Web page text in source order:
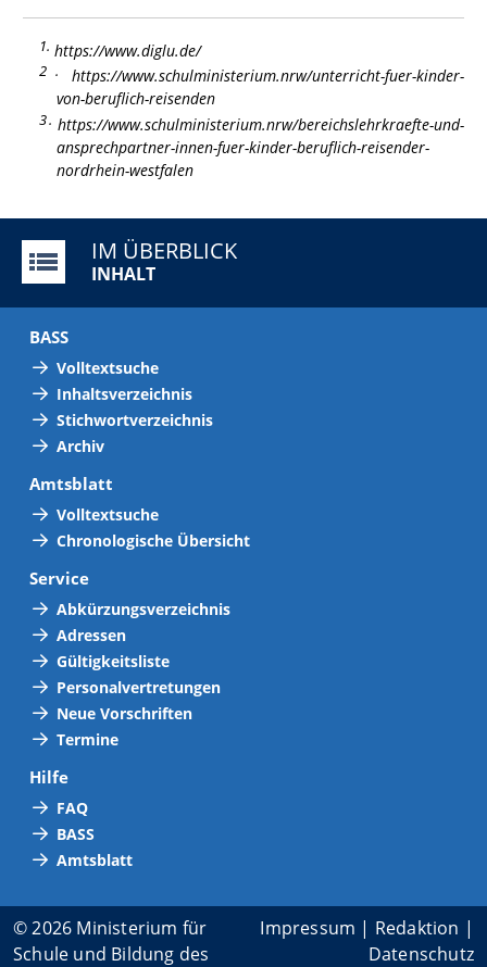
1 https://www.diglu.de/
2 https://www.schulministerium.nrw/unterricht-fuer-kinder-
von-beruflich-reisenden
3 https://www.schulministerium.nrw/bereichslehrkraefte-und-
ansprechpartner-innen-fuer-kinder-beruflich-reisender-
nordrhein-westfalen
IM ÜBERBLICK
INHALT
BASS
Volltextsuche
Inhaltsverzeichnis
Stichwortverzeichnis
Archiv
Amtsblatt
Volltextsuche
Chronologische Übersicht
Service
Abkürzungsverzeichnis
Adressen
Gültigkeitsliste
Personalvertretungen
Neue Vorschriften
Termine
Hilfe
FAQ
BASS
Amtsblatt
© 2026 Ministerium für
Schule und Bildung des
Impressum | Redaktion |
Datenschutz